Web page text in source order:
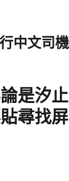
中文司
是汐
尋找